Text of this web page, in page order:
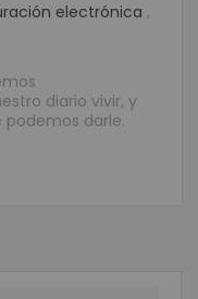
electrónica ,
diario vivir, y
darle.